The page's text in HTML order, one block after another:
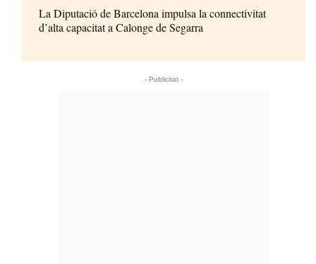
La Diputació de Barcelona impulsa la connectivitat
d’alta capacitat a Calonge de Segarra
- Publicitat -